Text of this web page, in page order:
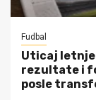
Fudbal
Uticaj
rezultate i
posle